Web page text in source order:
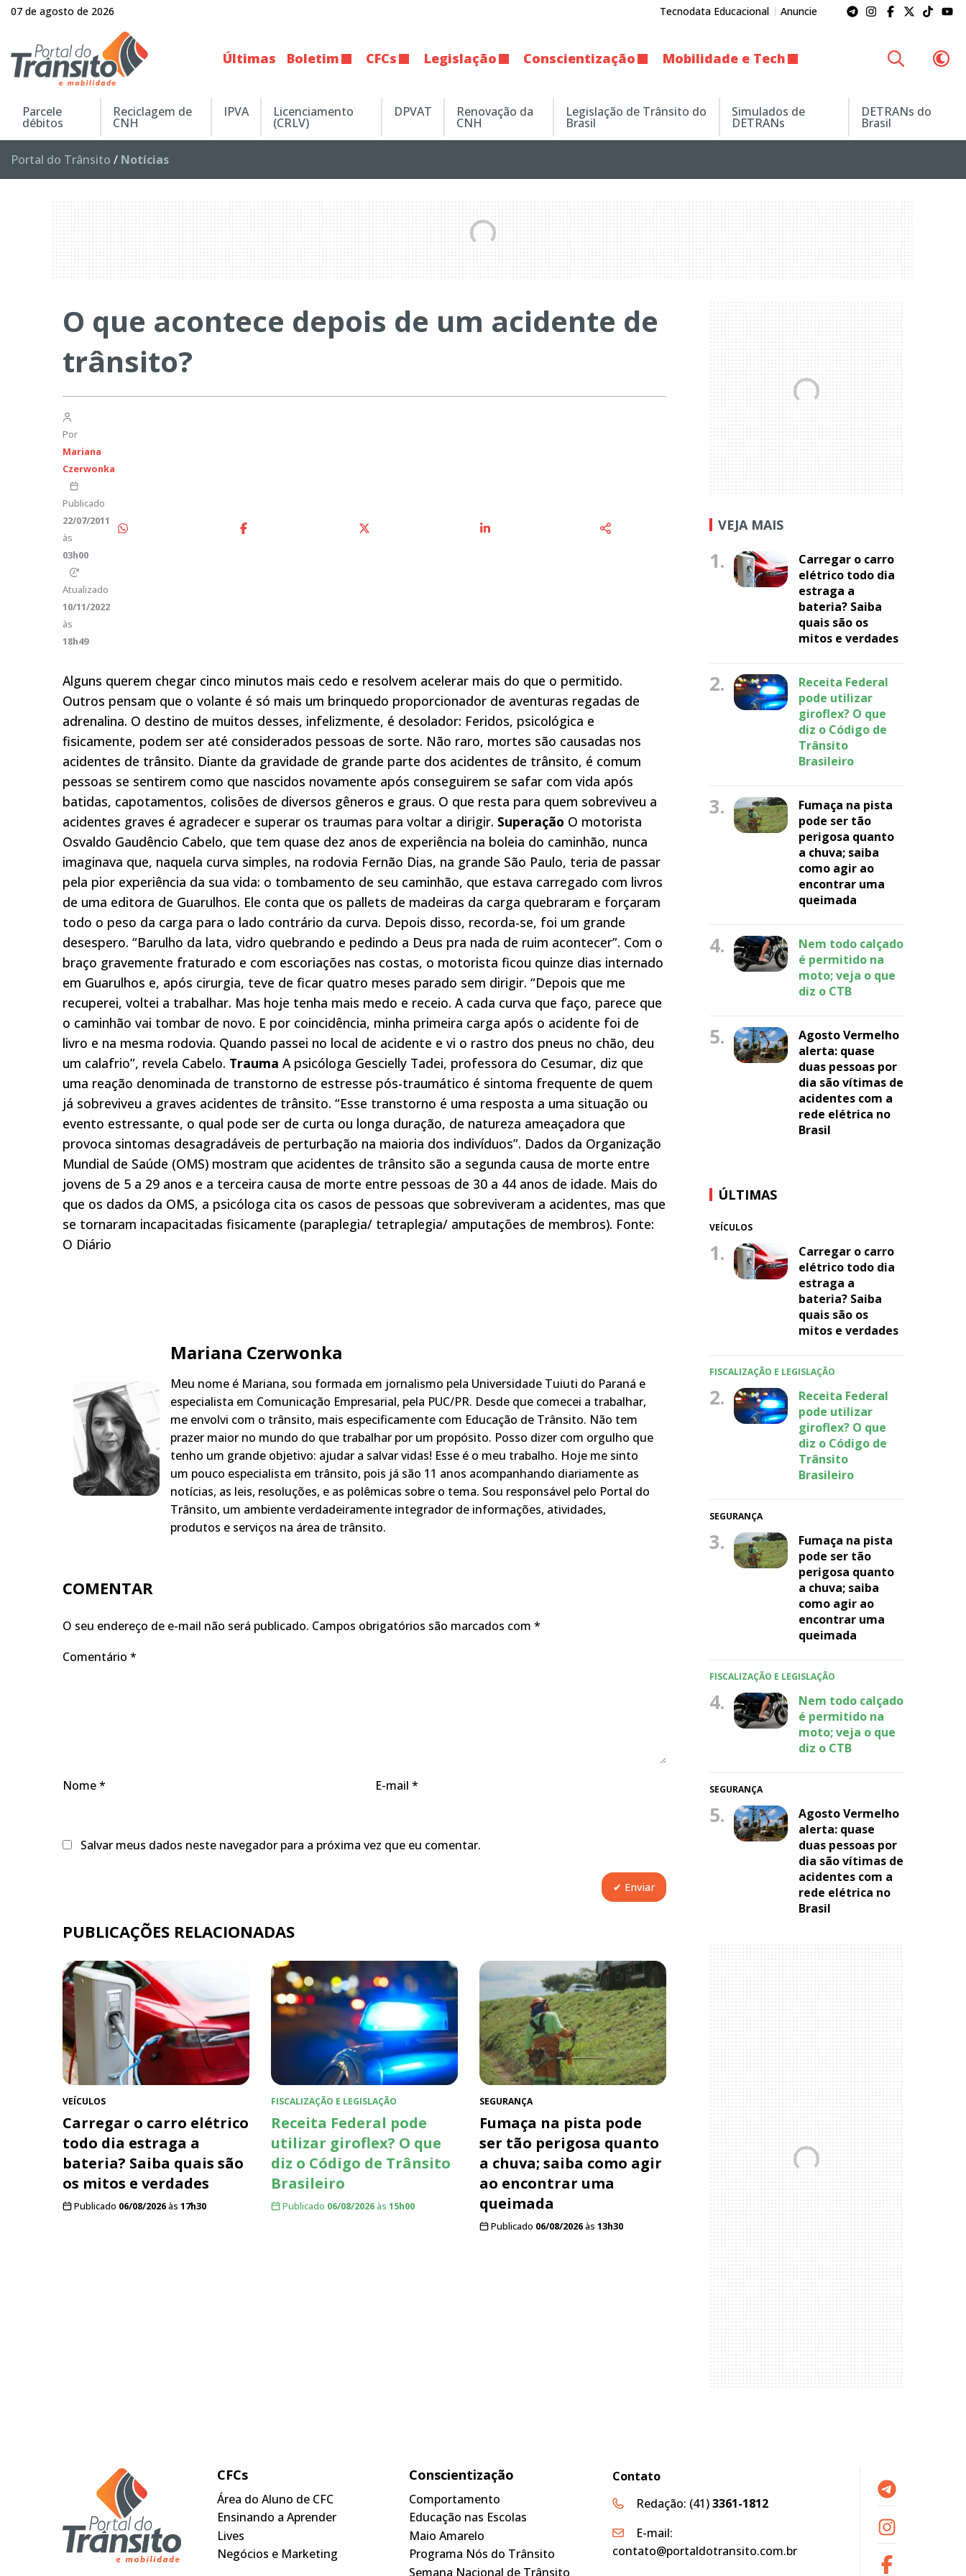
07 de agosto de 2026 Tecnodata Educacional Anuncie
Últimas Boletim CFCs Legislação Conscientização Mobilidade e Tech
Parcele
débitos
Reciclagem de
CNH
IPVA Licenciamento
(CRLV)
DPVAT Renovação da
CNH
Legislação de Trânsito do
Brasil
Simulados de
DETRANs
DETRANs do
Brasil
Portal do Trânsito / Notícias
O que acontece depois de um acidente de
trânsito?
Por
Mariana
Czerwonka
Publicado
22/07/2011
às
03h00
Atualizado
10/11/2022
às
18h49
Alguns querem chegar cinco minutos mais cedo e resolvem acelerar mais do que o permitido.
Outros pensam que o volante é só mais um brinquedo proporcionador de aventuras regadas de
adrenalina. O destino de muitos desses, infelizmente, é desolador: Feridos, psicológica e
fisicamente, podem ser até considerados pessoas de sorte. Não raro, mortes são causadas nos
acidentes de trânsito. Diante da gravidade de grande parte dos acidentes de trânsito, é comum
pessoas se sentirem como que nascidos novamente após conseguirem se safar com vida após
batidas, capotamentos, colisões de diversos gêneros e graus. O que resta para quem sobreviveu a
acidentes graves é agradecer e superar os traumas para voltar a dirigir. Superação O motorista
Osvaldo Gaudêncio Cabelo, que tem quase dez anos de experiência na boleia do caminhão, nunca
imaginava que, naquela curva simples, na rodovia Fernão Dias, na grande São Paulo, teria de passar
pela pior experiência da sua vida: o tombamento de seu caminhão, que estava carregado com livros
de uma editora de Guarulhos. Ele conta que os pallets de madeiras da carga quebraram e forçaram
todo o peso da carga para o lado contrário da curva. Depois disso, recorda-se, foi um grande
desespero. “Barulho da lata, vidro quebrando e pedindo a Deus pra nada de ruim acontecer”. Com o
braço gravemente fraturado e com escoriações nas costas, o motorista ficou quinze dias internado
em Guarulhos e, após cirurgia, teve de ficar quatro meses parado sem dirigir. “Depois que me
recuperei, voltei a trabalhar. Mas hoje tenha mais medo e receio. A cada curva que faço, parece que
o caminhão vai tombar de novo. E por coincidência, minha primeira carga após o acidente foi de
livro e na mesma rodovia. Quando passei no local de acidente e vi o rastro dos pneus no chão, deu
um calafrio”, revela Cabelo. Trauma A psicóloga Gescielly Tadei, professora do Cesumar, diz que
uma reação denominada de transtorno de estresse pós-traumático é sintoma frequente de quem
já sobreviveu a graves acidentes de trânsito. “Esse transtorno é uma resposta a uma situação ou
evento estressante, o qual pode ser de curta ou longa duração, de natureza ameaçadora que
provoca sintomas desagradáveis de perturbação na maioria dos indivíduos”. Dados da Organização
Mundial de Saúde (OMS) mostram que acidentes de trânsito são a segunda causa de morte entre
jovens de 5 a 29 anos e a terceira causa de morte entre pessoas de 30 a 44 anos de idade. Mais do
que os dados da OMS, a psicóloga cita os casos de pessoas que sobreviveram a acidentes, mas que
se tornaram incapacitadas fisicamente (paraplegia/ tetraplegia/ amputações de membros). Fonte:
O Diário
Mariana Czerwonka
Meu nome é Mariana, sou formada em jornalismo pela Universidade Tuiuti do Paraná e
especialista em Comunicação Empresarial, pela PUC/PR. Desde que comecei a trabalhar,
me envolvi com o trânsito, mais especificamente com Educação de Trânsito. Não tem
prazer maior no mundo do que trabalhar por um propósito. Posso dizer com orgulho que
tenho um grande objetivo: ajudar a salvar vidas! Esse é o meu trabalho. Hoje me sinto
um pouco especialista em trânsito, pois já são 11 anos acompanhando diariamente as
notícias, as leis, resoluções, e as polêmicas sobre o tema. Sou responsável pelo Portal do
Trânsito, um ambiente verdadeiramente integrador de informações, atividades,
produtos e serviços na área de trânsito.
COMENTAR
O seu endereço de e-mail não será publicado. Campos obrigatórios são marcados com *
Comentário *
Nome* E-mail *
Salvar meus dados neste navegador para a próxima vez que eu comentar.
PUBLICAÇÕES RELACIONADAS
VEÍCULOS
Carregar o carro elétrico
todo dia estraga a
bateria? Saiba quais são
os mitos e verdades
Publicado 06/08/2026às 17h30
FISCALIZAÇÃO E LEGISLAÇÃO
Receita Federal pode
utilizar giroflex? O que
diz o Código de Trânsito
Brasileiro
Publicado 06/08/2026às 15h00
SEGURANÇA
Fumaça na pista pode
ser tão perigosa quanto
a chuva; saiba como agir
ao encontrar uma
queimada
Publicado 06/08/2026às 13h30
VEJA MAIS
1.
Carregar o carro
elétrico todo dia
estraga a
bateria? Saiba
quais são os
mitos e verdades
2.
Receita Federal
pode utilizar
giroflex? O que
diz o Código de
Trânsito
Brasileiro
3.
Fumaça na pista
pode ser tão
perigosa quanto
a chuva; saiba
como agir ao
encontrar uma
queimada
4.
Nem todo calçado
é permitido na
moto; veja o que
diz o CTB
5.
Agosto Vermelho
alerta: quase
duas pessoas por
dia são vítimas de
acidentes com a
rede elétrica no
Brasil
ÚLTIMAS
VEÍCULOS
1.
Carregar o carro
elétrico todo dia
estraga a
bateria? Saiba
quais são os
mitos e verdades
FISCALIZAÇÃO E LEGISLAÇÃO
2.
Receita Federal
pode utilizar
giroflex? O que
diz o Código de
Trânsito
Brasileiro
SEGURANÇA
3.
Fumaça na pista
pode ser tão
perigosa quanto
a chuva; saiba
como agir ao
encontrar uma
queimada
FISCALIZAÇÃO E LEGISLAÇÃO
4.
Nem todo calçado
é permitido na
moto; veja o que
diz o CTB
SEGURANÇA
5.
Agosto Vermelho
alerta: quase
duas pessoas por
dia são vítimas de
acidentes com a
rede elétrica no
Brasil
CFCs
Área do Aluno de CFC
Ensinando a Aprender
Lives
Negócios e Marketing
Conscientização
Comportamento
Educação nas Escolas
Maio Amarelo
Programa Nós do Trânsito
Semana Nacional de Trânsito
Contato
Redação: (41)3361-1812
E-mail:
contato@portaldotransito.com.br